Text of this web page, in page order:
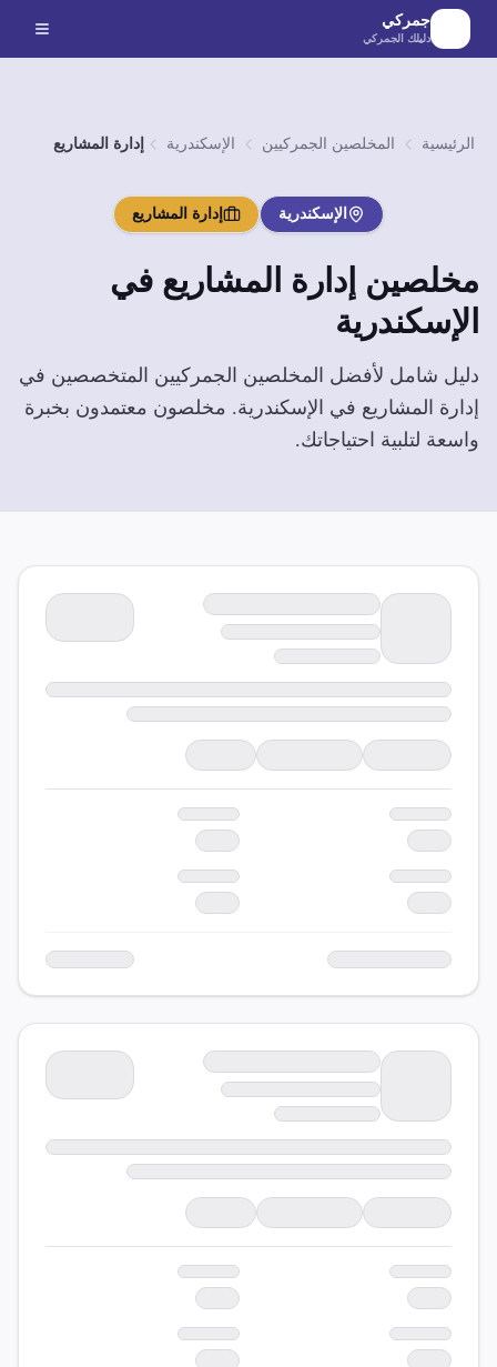
الانتقال إلى المحتوى الرئيسي
جمركي
دليلك الجمركي
الرئيسية المخلصين الجمركيين الإسكندرية إدارة المشاريع
الإسكندرية إدارة المشاريع
مخلصين إدارة المشاريع في
الإسكندرية
دليل شامل لأفضل المخلصين الجمركيين المتخصصين في
إدارة المشاريع في الإسكندرية. مخلصون معتمدون بخبرة
واسعة لتلبية احتياجاتك.